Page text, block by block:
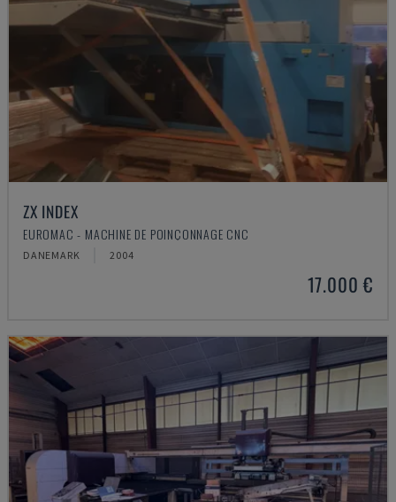
ZX INDEX
EUROMAC - MACHINE DE POINÇONNAGE CNC
DANEMARK 2004
17.000 €